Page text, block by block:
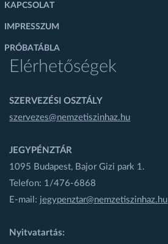
KAPCSOLAT
IMPRESSZUM
PRÓBATÁBLA
Elérhetőségek
SZERVEZÉSI OSZTÁLY
szervezes@nemzetiszinhaz.hu
JEGYPÉNZTÁR
1095 Budapest, Bajor Gizi park 1.
Telefon: 1/476-6868
E-mail: jegypenztar@nemzetiszinhaz.hu
Nyitvatartás: